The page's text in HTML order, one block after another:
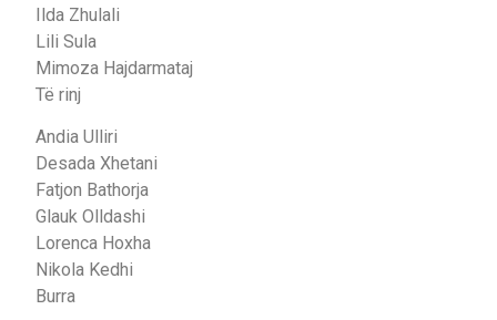
Ilda Zhulali
Lili Sula
Mimoza Hajdarmataj
Të rinj
Andia Ulliri
Desada Xhetani
Fatjon Bathorja
Glauk Olldashi
Lorenca Hoxha
Nikola Kedhi
Burra